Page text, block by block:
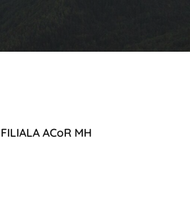
ACoR MH